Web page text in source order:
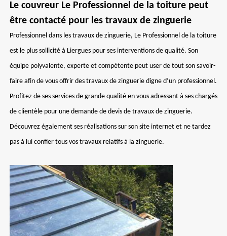
Le couvreur Le Professionnel de la toiture peut
être contacté pour les travaux de zinguerie
Professionnel dans les travaux de zinguerie, Le Professionnel de la toiture
est le plus sollicité à Liergues pour ses interventions de qualité. Son
équipe polyvalente, experte et compétente peut user de tout son savoir-
faire afin de vous offrir des travaux de zinguerie digne d’un professionnel.
Profitez de ses services de grande qualité en vous adressant à ses chargés
de clientèle pour une demande de devis de travaux de zinguerie.
Découvrez également ses réalisations sur son site internet et ne tardez
pas à lui confier tous vos travaux relatifs à la zinguerie.